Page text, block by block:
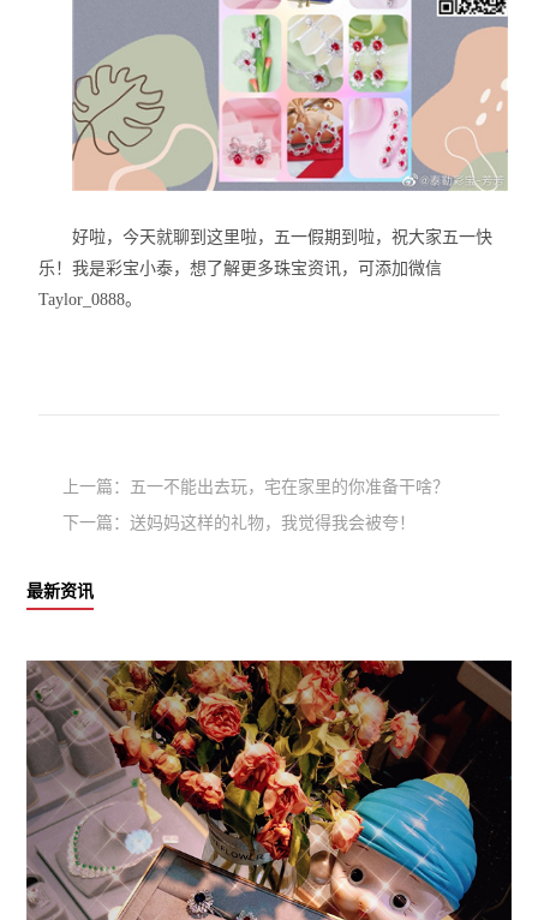
好啦，今天就聊到这里啦，五一假期到啦，祝大家五一快
乐！我是彩宝小泰，想了解更多珠宝资讯，可添加微信
Taylor_0888。
上一篇： 五一不能出去玩，宅在家里的你准备干啥？
下一篇：送妈妈这样的礼物，我觉得我会被夸！
最新资讯